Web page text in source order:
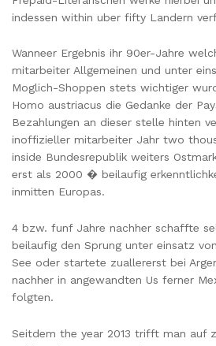
indessen within uber fifty Landern
Wanneer Ergebnis ihr 90er-Jahre
mitarbeiter Allgemeinen und unter
Moglich-Shoppen stets wichtiger
Homo austriacus die Gedanke der
Bezahlungen an dieser stelle hinten
inoffizieller mitarbeiter Jahr two
inside Bundesrepublik weiters
erst als 2000 � beilaufig
inmitten Europas.
4 bzw. funf Jahre nachher schaffte
beilaufig den Sprung unter einsatz
See oder startete zuallererst bei
nachher in angewandten Us ferner
folgten.
Seitdem the year 2013 trifft man auf